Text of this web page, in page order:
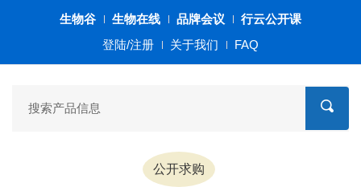
生物谷 生物在线 品牌会议
行云公开课
登陆/注册
关于我们 FAQ
公开求购